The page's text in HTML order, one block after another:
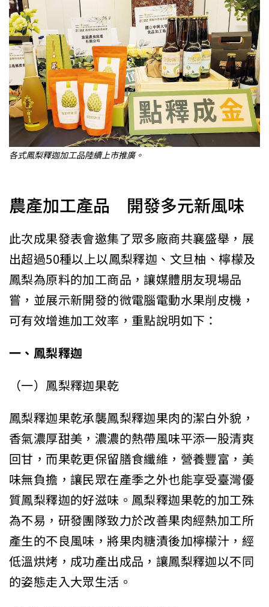
各式鳳梨釋迦加工品陸續上市推廣。
農產加工產品 開發多元新風味
此次成果發表會邀集了眾多廠商共襄盛舉，展
出超過50種以上以鳳梨釋迦、文旦柚、檸檬及
鳳梨為原料的加工商品，讓媒體朋友現場品
嘗，並展示新開發的微電腦電動水果削皮機，
可有效增進加工效率，重點說明如下：
一、鳳梨釋迦
（一）鳳梨釋迦果乾
鳳梨釋迦果乾承襲鳳梨釋迦果肉的潔白外貌，
香氣濃厚甜美，濃濃的熱帶風味平添一股清爽
回甘，而果乾更保留膳食纖維，營養豐富，美
味無負擔，讓民眾在產季之外也能享受臺灣優
質鳳梨釋迦的好滋味。鳳梨釋迦果乾的加工殊
為不易，研發團隊致力於改善果肉經熱加工所
產生的不良風味，將果肉糖漬後加檸檬汁，經
低溫烘烤，成功產出成品，讓鳳梨釋迦以不同
的姿態走入大眾生活。